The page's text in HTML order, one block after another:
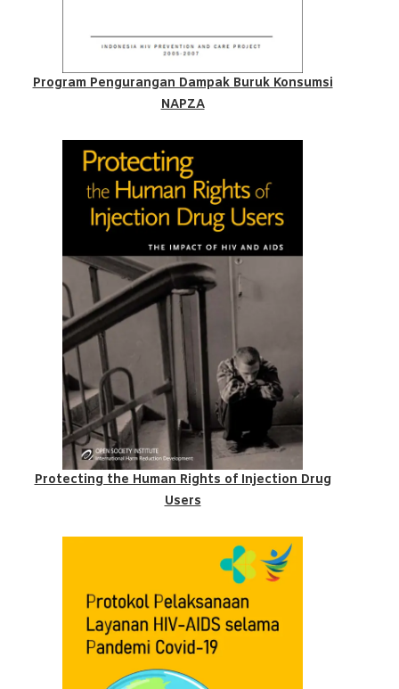
Program Pengurangan Dampak Buruk Konsumsi
NAPZA
Protecting the Human Rights of Injection Drug
Users